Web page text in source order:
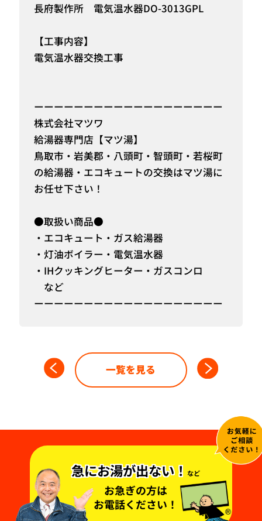
長府製作所 電気温水器DO-3013GPL
【工事内容】
電気温水器交換工事
ーーーーーーーーーーーーーーーーーーー
株式会社マツワ
給湯器専門店【マツ湯】
鳥取市・岩美郡・八頭町・智頭町・若桜町
の給湯器・エコキュートの交換はマツ湯に
お任せ下さい！
●取扱い商品●
・エコキュート・ガス給湯器
・灯油ボイラー・電気温水器
・IHクッキングヒーター・ガスコンロ
など
ーーーーーーーーーーーーーーーーーーー
一覧を見る
急にお湯が出ない！ など
お急ぎの方は
お電話ください！